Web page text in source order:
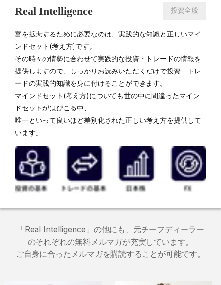
Real Intelligence 投資全般
富を拡大するために必要なのは、実践的な知識と正しいマイ
ンドセット(考え方)です。
その時々の情勢に合わせて実践的な投資・トレードの情報を
提供しますので、しっかりお読みいただくだけで投資・トレ
ードの実践的知識を身に付けることができます。
マインドセット(考え方)についても世の中に間違ったマイン
ドセットがはびこる中、
唯一といって良いほど差別化された正しい考え方を提供して
います。
「Real Intelligence 」の他にも、元チーフディーラー
のそれぞれの無料メルマガが充実しています。
ご自身に合ったメルマガを購読することが可能です。